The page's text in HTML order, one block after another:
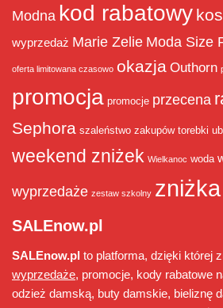
Modna kod rabatowy
wyprzedaż Marie Zelie Moda Size
oferta limitowana czasowo okazja Outhorn
promocja promocje przecena
Sephora szaleństwo zakupów torebki
weekend zniżek Wielkanoc woda
wyprzedaże zestaw szkolny zniżka
SALEnow.pl
SALEnow.pl to platforma, dzięki której
wyprzedaże, promocje, kody rabatowe
odzież damską, buty damskie, bieliznę